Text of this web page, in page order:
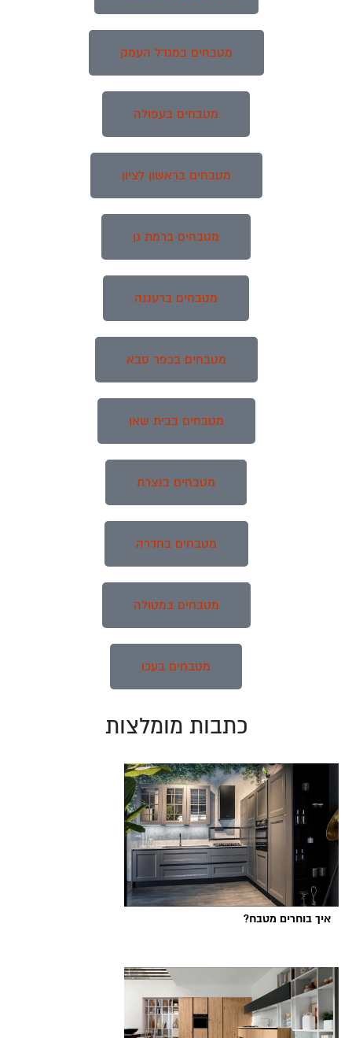
מטבחים במגדל העמק
מטבחים בעפולה
מטבחים בראשון לציון
מטבחים ברמת גן
מטבחים ברעננה
מטבחים בכפר סבא
מטבחים בבית שאן
מטבחים בנצרת
מטבחים בחדרה
מטבחים במטולה
מטבחים בעכו
כתבות מומלצות
איך בוחרים מטבח?